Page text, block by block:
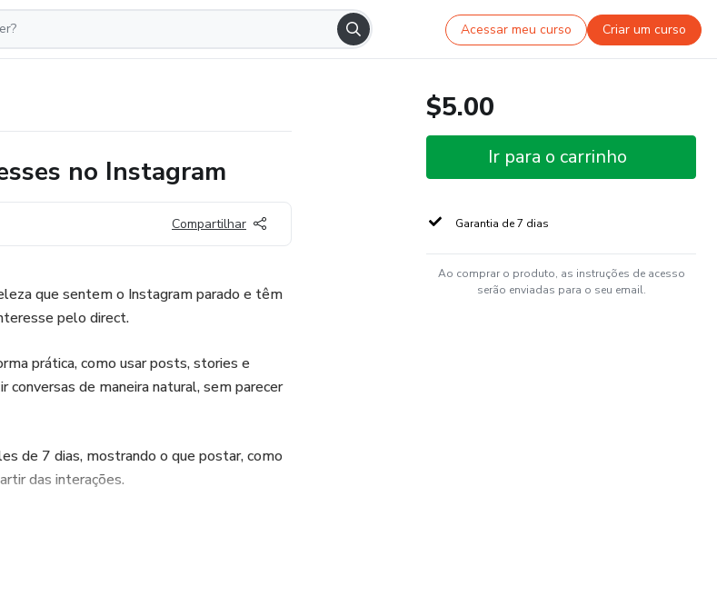
Acessar meu curso Criar um curso
no Instagram
Compartilhar
que sentem o Instagram parado e têm
pelo direct.
prática, como usar posts, stories e
conversas de maneira natural, sem parecer
de 7 dias, mostrando o que postar, como
das interações.
de mensagens e respostas para o
$5.00
Ir para o carrinho
Garantia de 7 dias
Ao comprar o produto, as instruções de acesso
serão enviadas para o seu email.